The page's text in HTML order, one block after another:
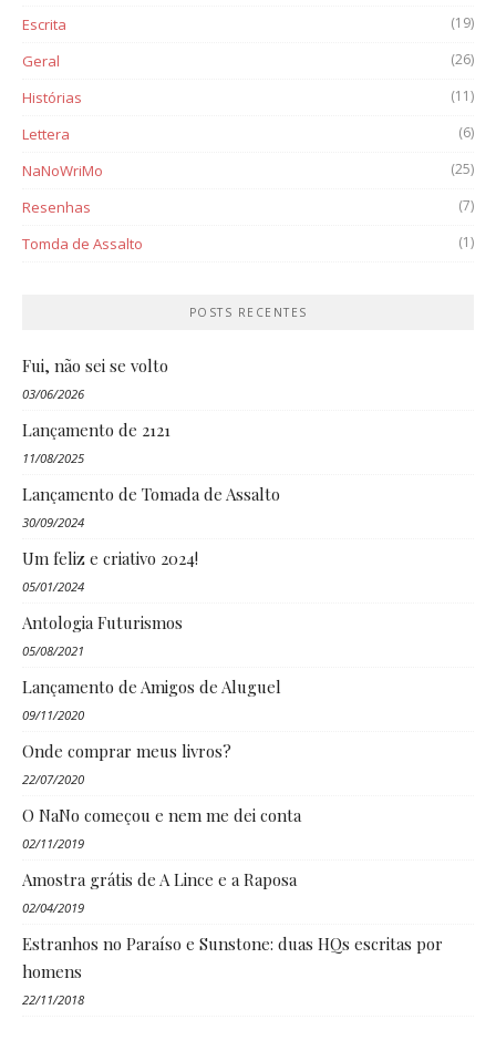
Escrita (19)
Geral (26)
Histórias (11)
Lettera (6)
NaNoWriMo (25)
Resenhas (7)
Tomda de Assalto (1)
POSTS RECENTES
Fui, não sei se volto
03/06/2026
Lançamento de 2121
11/08/2025
Lançamento de Tomada de Assalto
30/09/2024
Um feliz e criativo 2024!
05/01/2024
Antologia Futurismos
05/08/2021
Lançamento de Amigos de Aluguel
09/11/2020
Onde comprar meus livros?
22/07/2020
O NaNo começou e nem me dei conta
02/11/2019
Amostra grátis de A Lince e a Raposa
02/04/2019
Estranhos no Paraíso e Sunstone: duas HQs escritas por
homens
22/11/2018